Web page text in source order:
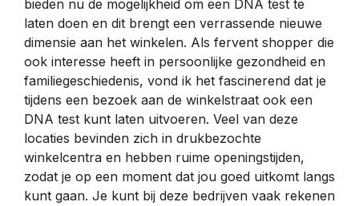
bieden nu de mogelijkheid om een DNA test te
laten doen en dit brengt een verrassende nieuwe
dimensie aan het winkelen. Als fervent shopper die
ook interesse heeft in persoonlijke gezondheid en
familiegeschiedenis, vond ik het fascinerend dat je
tijdens een bezoek aan de winkelstraat ook een
DNA test kunt laten uitvoeren. Veel van deze
locaties bevinden zich in drukbezochte
winkelcentra en hebben ruime openingstijden,
zodat je op een moment dat jou goed uitkomt langs
kunt gaan. Je kunt bij deze bedrijven vaak rekenen